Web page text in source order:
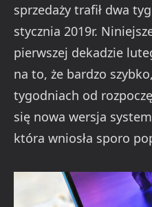
sprzedaży trafił dwa
stycznia 2019r.
pierwszej dekadzie
na to, że bardzo
tygodniach od
się nowa wersja
która wniosła sporo